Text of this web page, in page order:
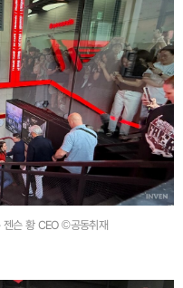
슨 황 CEO ©공동취재